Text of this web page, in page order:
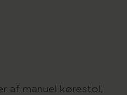
af manuel kørestol,